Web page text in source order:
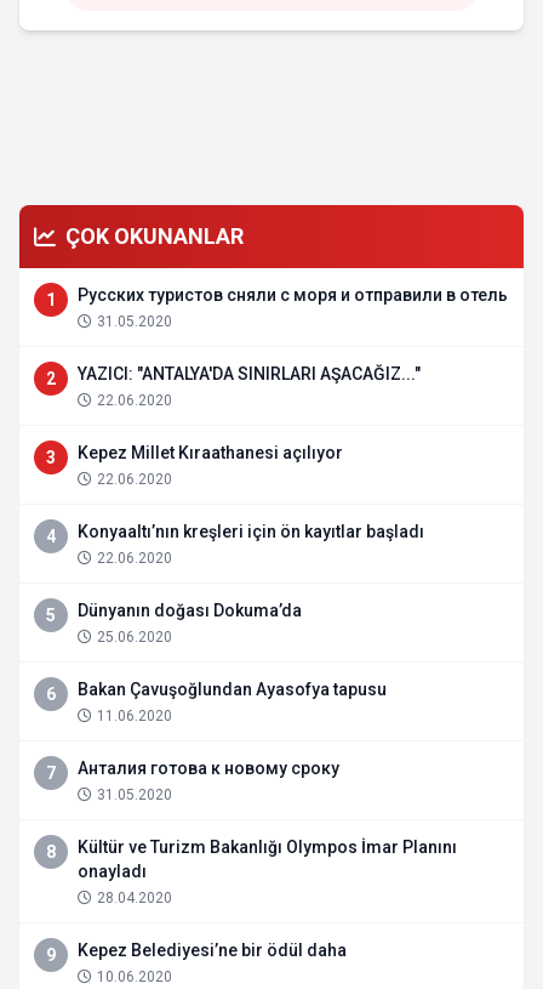
ÇOK OKUNANLAR
1 Русских туристов сняли с моря и отправили в отель
31.05.2020
2 YAZICI: "ANTALYA'DA SINIRLARI AŞACAĞIZ..."
22.06.2020
3 Kepez Millet Kıraathanesi açılıyor
22.06.2020
4 Konyaaltı’nın kreşleri için ön kayıtlar başladı
22.06.2020
5 Dünyanın doğası Dokuma’da
25.06.2020
6 Bakan Çavuşoğlundan Ayasofya tapusu
11.06.2020
7 Анталия готова к новому сроку
31.05.2020
8
Kültür ve Turizm Bakanlığı Olympos İmar Planını
onayladı
28.04.2020
9 Kepez Belediyesi’ne bir ödül daha
10.06.2020